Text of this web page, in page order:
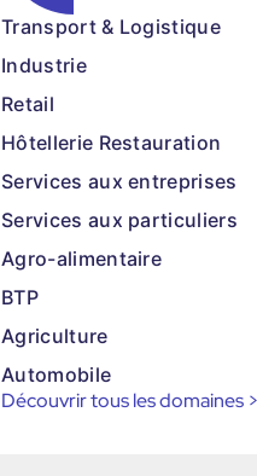
Transport & Logistique
Industrie
Retail
Hôtellerie Restauration
Services aux entreprises
Services aux particuliers
Agro-alimentaire
BTP
Agriculture
Automobile
Découvrir tous les domaines >